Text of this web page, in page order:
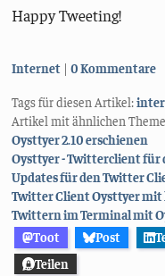
Happy Tweeting!
Kategorien:
Internet 0 Kommentare
Tags für diesen Artikel:
Artikel mit ähnlichen
Oysttyer 2.10 erschienen
Oysttyer - Twitterclient für
Updates für den Twitter
Twitter Client Oysttyer mit
Twittern im Terminal mit
Toot
Post
Teilen